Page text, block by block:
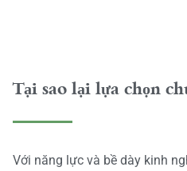
Tại sao lại lựa chọn
Với năng lực và bề dày kinh